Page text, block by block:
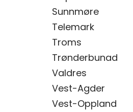
Sunnmøre
Telemark
Troms
Trønderbunad
Valdres
Vest-Agder
Vest-Oppland